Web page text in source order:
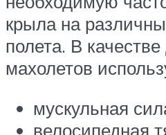
крыла на
полета. В качестве
махолетов
мускульная
велосипедная